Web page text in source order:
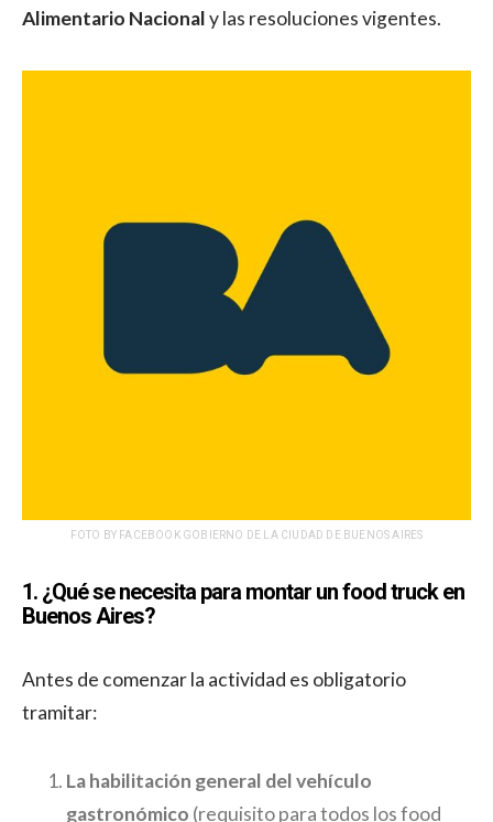
Alimentario Nacionaly las resoluciones vigentes.
FOTO BY FACEBOOK GOBIERNO DE LA CIUDAD DE BUENOS AIRES
1. ¿Qué se necesita para montar un food truck en
Buenos Aires?
Antes de comenzar la actividad es obligatorio
tramitar:
La habilitación general del vehículo
gastronómico (requisito para todos los food